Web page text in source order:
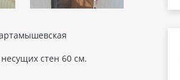
стен 60 см.